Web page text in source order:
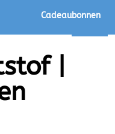
Cadeaubonnen
|